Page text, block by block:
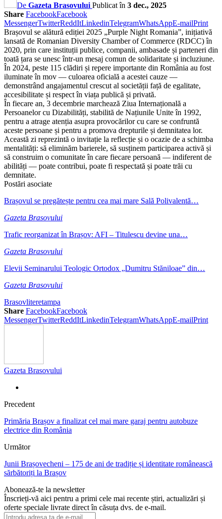
De Gazeta Brasovului Publicat în 3 dec., 2025
Share FacebookFacebook
MessengerTwitterReddItLinkedinTelegramWhatsAppE-mailPrint
Brașovul se alătură ediției 2025 „Purple Night Romania”, inițiativă
lansată de Romanian Diversity Chamber of Commerce (RDCC) în
2020, prin care instituții publice, companii, ambasade și parteneri din
toată țara se unesc într-un mesaj comun de solidaritate și incluziune.
În 2024, peste 115 clădiri și repere importante din România au fost
iluminate în mov — culoarea oficială a acestei cauze —
demonstrând angajamentul crescut al societății față de egalitate,
accesibilitate și respect în viața publică și privată.
În fiecare an, 3 decembrie marchează Ziua Internațională a
Persoanelor cu Dizabilități, stabilită de Națiunile Unite în 1992,
pentru a atrage atenția asupra provocărilor cu care se confruntă
aceste persoane și pentru a promova drepturile și demnitatea lor.
Această zi reprezintă o invitație la reflecție și o ocazie de a schimba
mentalități: să eliminăm barierele, să susținem participarea activă și
să construim o comunitate în care fiecare persoană — indiferent de
abilități — poate contribui, poate fi respectată și poate trăi cu
demnitate.
Postări asociate
Brașovul se pregătește pentru cea mai mare Sală Polivalentă…
Gazeta Brasovului
Trafic reorganizat în Brașov: AFI – Titulescu devine una…
Gazeta Brasovului
Elevii Seminarului Teologic Ortodox „Dumitru Stăniloae” din…
Gazeta Brasovului
Brasovliteretampa
Share FacebookFacebook
MessengerTwitterReddItLinkedinTelegramWhatsAppE-mailPrint
Gazeta Brasovului
Precedent
Primăria Brașov a finalizat cel mai mare garaj pentru autobuze
electrice din România
Următor
Junii Brașovecheni – 175 de ani de tradiție și identitate românească
sărbătoriți la Brașov
Abonează-te la newsletter
Înscrieți-vă aici pentru a primi cele mai recente știri, actualizări și
oferte speciale livrate direct în căsuța dvs. de e-mail.